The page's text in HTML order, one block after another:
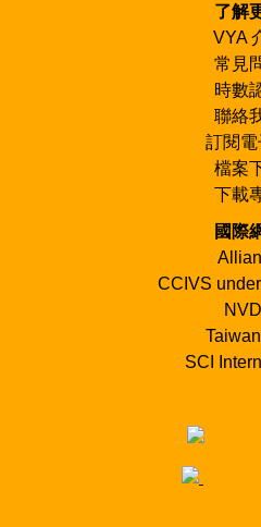
了解
VYA
常見
時數
聯絡
訂閱電
檔案
下載
國際
CCIVS
SCI